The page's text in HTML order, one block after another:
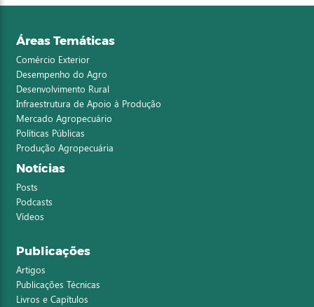
Áreas Temáticas
Comércio Exterior
Desempenho do Agro
Desenvolvimento Rural
Infraestrutura de Apoio à Produção
Mercado Agropecuário
Políticas Públicas
Produção Agropecuária
Notícias
Posts
Podcasts
Vídeos
Publicações
Artigos
Publicações Técnicas
Livros e Capítulos